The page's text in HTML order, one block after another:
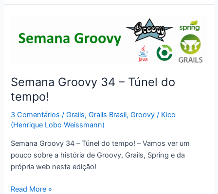
35!
Semana Groovy 34 – Túnel do
tempo!
3 Comentários /Grails,Grails Brasil,Groovy / Kico
(Henrique Lobo Weissmann)
Semana Groovy 34 – Túnel do tempo! – Vamos ver um
pouco sobre a história de Groovy, Grails, Spring e da
própria web nesta edição!
Semana
Read More »